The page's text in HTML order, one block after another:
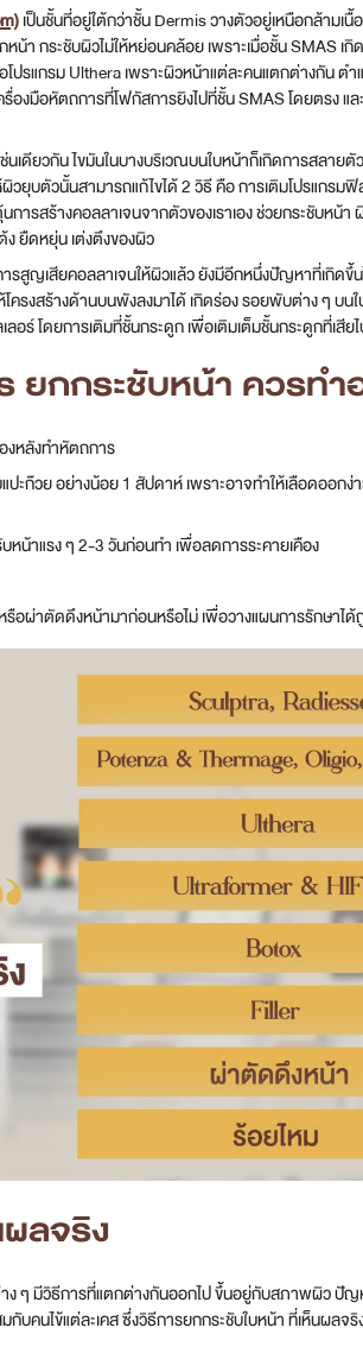
เป็นชั้นที่อยู่ใต้กว่าชั้น Dermis วางตัวอยู่เหนือกล้ามเนื้
า กระชับผิวไม่ให้หย่อนคล้อย เพราะเมื่อชั้น SMAS เ
ปรแกรม Ulthera เพราะผิวหน้าแต่ละคนแตกต่างกัน ต
งมือหัตถการที่โฟกัสการยิงไปที่ชั้น SMAS โดยตรง แล
เดียวกัน ไขมันในบางบริเวณบนใบหน้าก็เกิดการสลายตั
ตัวนั้นสามารถแก้ไขได้ 2 วิธี คือ การเติมโปรแกรมฟิ
ารสร้างคอลลาเจนจากตัวของเราเอง ช่วยกระชับหน้
ง ยืดหยุ่น เต่งตึงของผิว
รสูญเสียคอลลาเจนให้ผิวแล้ว ยังมีอีกหนึ่งปัญหาที่เกิดขึ้
ครงสร้างด้านบนพังลงมาได้ เกิดร่อง รอยพับต่าง ๆ บ
ร์ โดยการเติมที่ชั้นกระดูก เพื่อเติมเต็มชั้นกระดูกที่เสีย
ยกกระชับหน้า ควรทำ
หลังทำหัตถการ
ะก๊วย อย่างน้อย 1 สัปดาห์ เพราะอาจทำให้เลือดออก
น้าแรง ๆ 2-3 วันก่อนทำ เพื่อลดการระคายเคือง
รือผ่าตัดดึงหน้ามาก่อนหรือไม่ เพื่อวางแผนการรักษาไ
ลจริง
ๆ มีวิธีการที่แตกต่างกันออกไป ขึ้นอยู่กับสภาพผิว ปั
คนไข้แต่ละเคส ซึ่งวิธีการยกกระชับใบหน้า ที่เห็นผลจ